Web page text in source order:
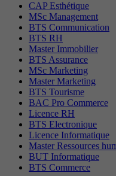
CAP Esthétique
MSc Management
BTS Communication
BTS RH
Master Immobilier
BTS Assurance
MSc Marketing
Master Marketing
BTS Tourisme
BAC Pro Commerce
Licence RH
BTS Electronique
Licence Informatique
Master Ressources
BUT Informatique
BTS Commerce